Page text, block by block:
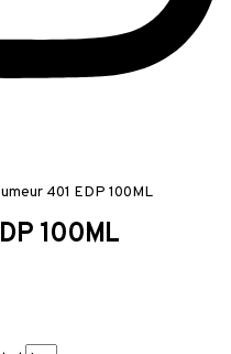
401 EDP 100ML
100ML